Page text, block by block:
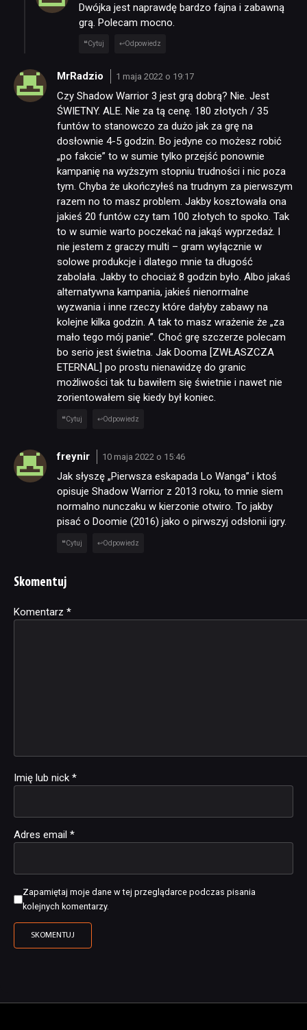
Dwójka jest naprawdę bardzo fajna i zabawną
grą. Polecam mocno.
Cytuj Odpowiedz
MrRadzio 1 maja 2022 o 19:17
Czy Shadow Warrior 3 jest grą dobrą? Nie. Jest
ŚWIETNY. ALE. Nie za tą cenę. 180 złotych / 35
funtów to stanowczo za dużo jak za grę na
dosłownie 4-5 godzin. Bo jedyne co możesz robić
„po fakcie” to w sumie tylko przejść ponownie
kampanię na wyższym stopniu trudności i nic poza
tym. Chyba że ukończyłeś na trudnym za pierwszym
razem no to masz problem. Jakby kosztowała ona
jakieś 20 funtów czy tam 100 złotych to spoko. Tak
to w sumie warto poczekać na jakąś wyprzedaż. I
nie jestem z graczy multi – gram wyłącznie w
solowe produkcje i dlatego mnie ta długość
zabolała. Jakby to chociaż 8 godzin było. Albo jakaś
alternatywna kampania, jakieś nienormalne
wyzwania i inne rzeczy które dałyby zabawy na
kolejne kilka godzin. A tak to masz wrażenie że „za
mało tego mój panie”. Choć grę szczerze polecam
bo serio jest świetna. Jak Dooma [ZWŁASZCZA
ETERNAL] po prostu nienawidzę do granic
możliwości tak tu bawiłem się świetnie i nawet nie
zorientowałem się kiedy był koniec.
Cytuj Odpowiedz
freynir 10 maja 2022 o 15:46
Jak słyszę „Pierwsza eskapada Lo Wanga” i ktoś
opisuje Shadow Warrior z 2013 roku, to mnie siem
normalno nunczaku w kierzonie otwiro. To jakby
pisać o Doomie (2016) jako o pirwszyj odsłonii igry.
Cytuj Odpowiedz
Skomentuj
Komentarz *
Imię lub nick *
Adres email *
Zapamiętaj moje dane w tej przeglądarce podczas pisania
kolejnych komentarzy.
Alternative: